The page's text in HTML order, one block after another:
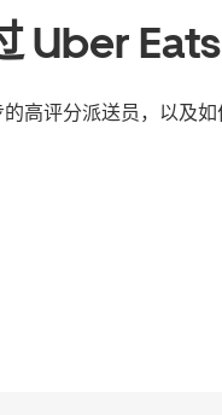
Uber
高评分派送员，以及